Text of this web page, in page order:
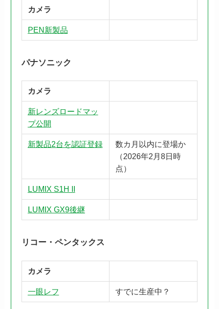
カメラ
PEN新製品
パナソニック
カメラ
新レンズロードマッ
プ公開
新製品2台を認証登録
数カ月以内に登場か
（2026年2月8日時
点）
LUMIX S1H II
LUMIX GX9後継
リコー・ペンタックス
カメラ
一眼レフ すでに生産中？